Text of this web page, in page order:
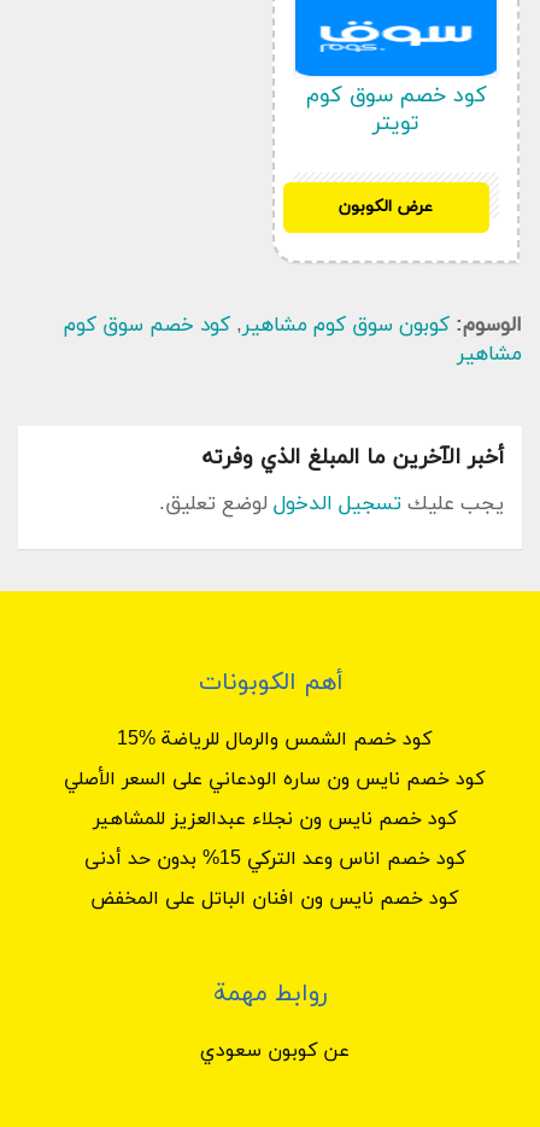
كود خصم سوق كوم
تويتر
BTSSA10
عرض الكوبون
الوسوم: كوبون سوق كوم مشاهير, كود خصم سوق كوم
مشاهير
أخبر الآخرين ما المبلغ الذي وفرته
يجب عليك تسجيل الدخول لوضع تعليق.
أهم الكوبونات
كود خصم الشمس والرمال للرياضة %15
كود خصم نايس ون ساره الودعاني على السعر الأصلي
كود خصم نايس ون نجلاء عبدالعزيز للمشاهير
كود خصم اناس وعد التركي 15% بدون حد أدنى
كود خصم نايس ون افنان الباتل على المخفض
روابط مهمة
عن كوبون سعودي